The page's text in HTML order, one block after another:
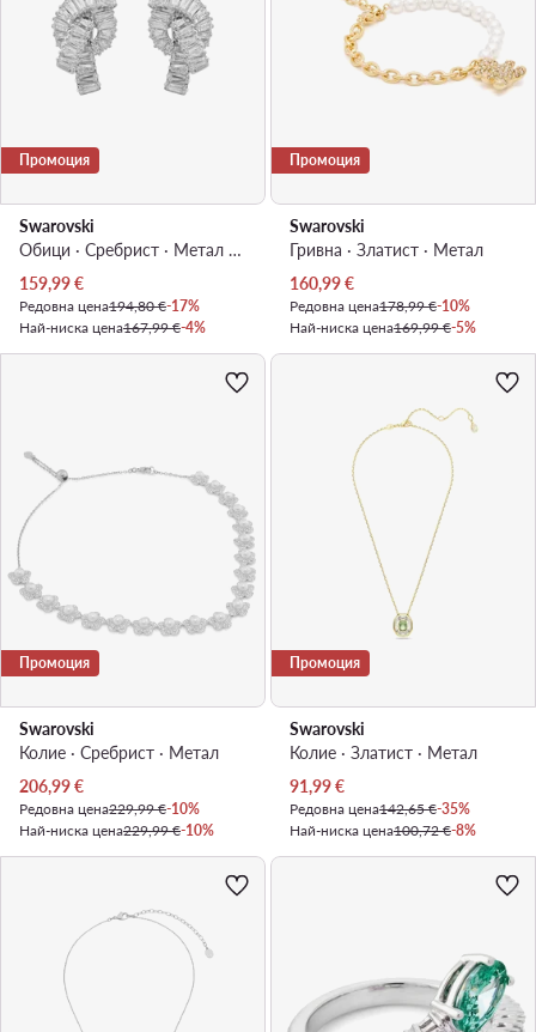
Промоция
Swarovski
Обици · Сребрист · Метал с родиево покритие
Актуална цена
159,99€
Редовна цена194,80 €-17%
Най-ниска цена167,99 €-4%
Промоция
Swarovski
Гривна · Златист · Mетал
Актуална цена
160,99€
Редовна цена178,99 €-10%
Най-ниска цена169,99 €-5%
Промоция
Swarovski
Колие · Сребрист · Mетал
Актуална цена
206,99€
Редовна цена229,99 €-10%
Най-ниска цена229,99 €-10%
Промоция
Swarovski
Колие · Златист · Mетал
Актуална цена
91,99€
Редовна цена142,65 €-35%
Най-ниска цена100,72 €-8%